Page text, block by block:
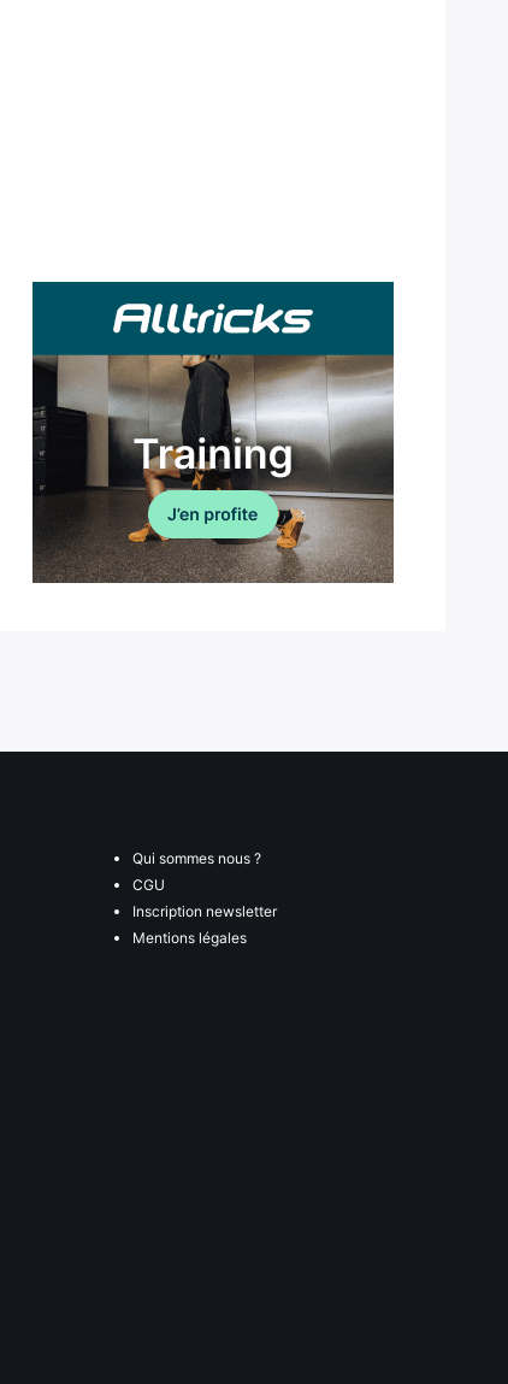
Qui sommes nous ?
CGU
Inscription newsletter
Mentions légales